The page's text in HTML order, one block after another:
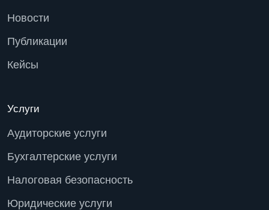
Новости
Публикации
Кейсы
Услуги
Аудиторские услуги
Бухгалтерские услуги
Налоговая безопасность
Юридические услуги